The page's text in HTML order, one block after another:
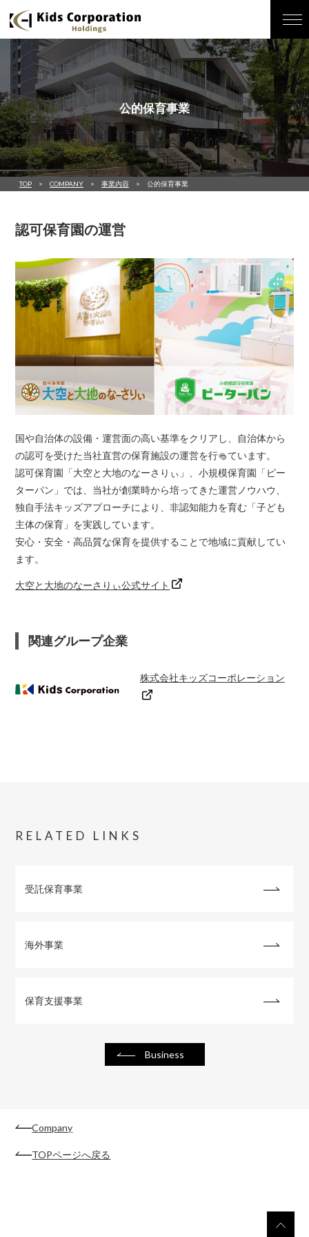
公的保育事業
TOP COMPANY 事業内容 公的保育事業
認可保育園の運営
国や自治体の設備・運営面の高い基準をクリアし、自治体から
の認可を受けた当社直営の保育施設の運営を行っています。
認可保育園「大空と大地のなーさりぃ」、小規模保育園「ピー
ターパン」では、当社が創業時から培ってきた運営ノウハウ、
独自手法キッズアプローチにより、非認知能力を育む「子ども
主体の保育」を実践しています。
安心・安全・高品質な保育を提供することで地域に貢献してい
ます。
大空と大地のなーさりぃ公式サイト
関連グループ企業
株式会社キッズコーポレーション
RELATED LINKS
受託保育事業
海外事業
保育支援事業
Business
Company
TOPページへ戻る